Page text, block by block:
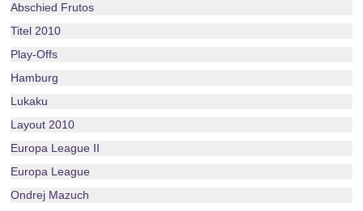
Abschied Frutos
Titel 2010
Play-Offs
Hamburg
Lukaku
Layout 2010
Europa League II
Europa League
Ondrej Mazuch